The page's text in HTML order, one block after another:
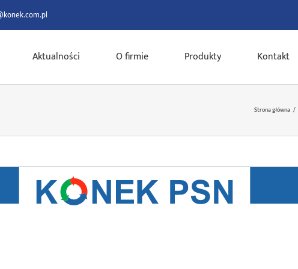
Aktualności O firmie Produkty Kontakt
Strona główna /